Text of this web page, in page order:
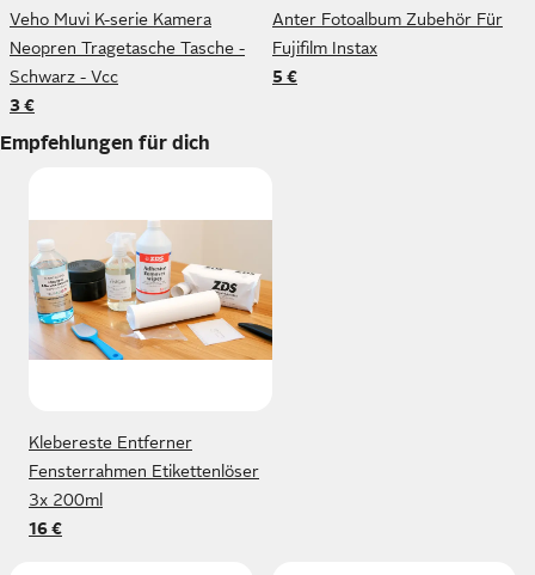
Veho Muvi K-serie Kamera
Neopren Tragetasche Tasche -
Schwarz - Vcc
3 €
Anter Fotoalbum Zubehör Für
Fujifilm Instax
5 €
Empfehlungen für dich
Klebereste Entferner
Fensterrahmen Etikettenlöser
3x 200ml
16 €